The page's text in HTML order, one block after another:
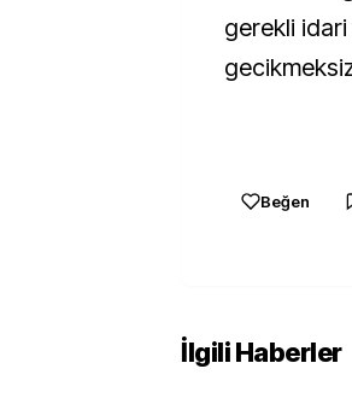
gerekli idari
Beğen
İlgili Haberler